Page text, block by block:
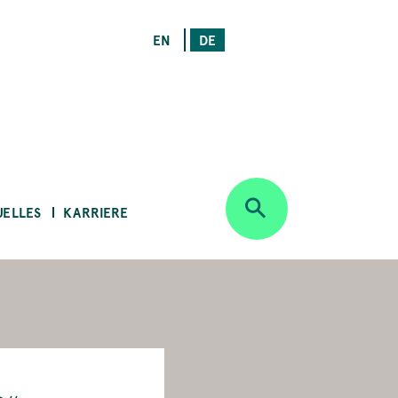
EN DE
KARRIERE